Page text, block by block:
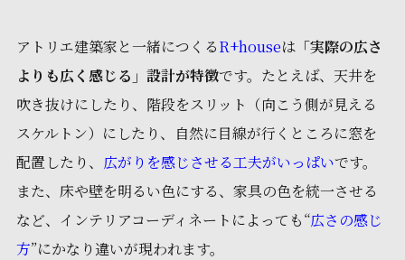
アトリエ建築家と一緒につくるR+houseは「実際の広さ
よりも広く感じる」設計が特徴です。たとえば、天井を
吹き抜けにしたり、階段をスリット（向こう側が見える
スケルトン）にしたり、自然に目線が行くところに窓を
配置したり、 広がりを感じさせる工夫がいっぱいです。
また、床や壁を明るい色にする、家具の色を統一させる
など、インテリアコーディネートによっても“広さの感じ
方”にかなり違いが現われます。